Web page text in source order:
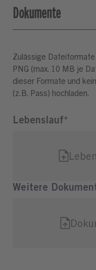
Dokumente
Zulässige Dateiformate
PNG (max. 10 MB je
dieser Formate und
(z.B. Pass) hochladen.